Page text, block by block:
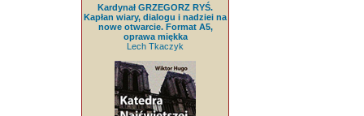
Kardynał GRZEGORZ RYŚ.
Kapłan wiary, dialogu i nadziei na
nowe otwarcie. Format A5,
oprawa miękka
Lech Tkaczyk